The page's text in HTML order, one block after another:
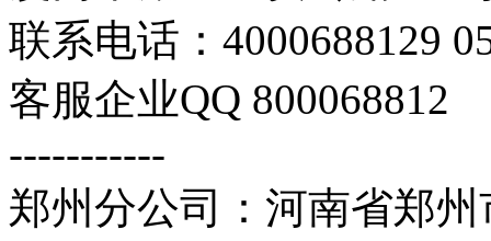
联系电话：4000688129
客服企业QQ 800068812
-----------
郑州分公司：河南省郑